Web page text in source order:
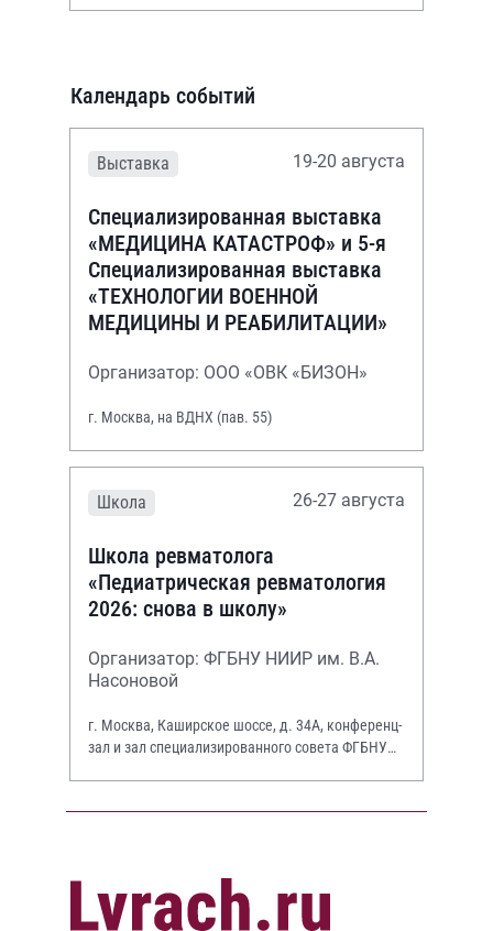
Календарь событий
Выставка 19-20 августа
Специализированная выставка
«МЕДИЦИНА КАТАСТРОФ» и 5-я
Специализированная выставка
«ТЕХНОЛОГИИ ВОЕННОЙ
МЕДИЦИНЫ И РЕАБИЛИТАЦИИ»
Организатор: ООО «ОВК «БИЗОН»
г. Москва, на ВДНХ (пав. 55)
Школа 26-27 августа
Школа ревматолога
«Педиатрическая ревматология
2026: снова в школу»
Организатор: ФГБНУ НИИР им. В.А.
Насоновой
г. Москва, Каширское шоссе, д. 34А, конференц-
зал и зал специализированного совета ФГБНУ